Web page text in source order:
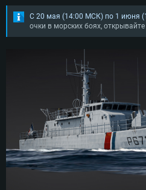
С 20 мая (14:00 МСК) по 1 июня
очки в морских боях,